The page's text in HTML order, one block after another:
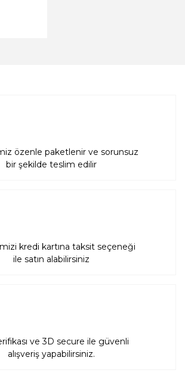
özenle paketlenir ve sorunsuz
bir şekilde teslim edilir
kredi kartına taksit seçeneği
ile satın alabilirsiniz
ve 3D secure ile güvenli
alışveriş yapabilirsiniz.